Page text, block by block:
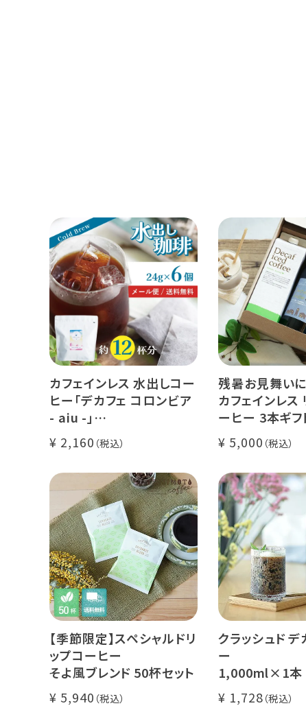
カフェインレス 水出しコー
ヒー「デカフェ コロンビア
- aiu -」
24g×6個（約12杯分）
マウンテンウォータープロ
セス カフェインレスコーヒ
ー豆100%使用 メール便
でお届け
2,160
残暑お見舞いに
カフェインレス
ーヒー 3本ギフ
クラッシュド デ
ー 1本
デカフェ オレ
糖】1本
デカフェ アイ
本
5,000
【季節限定】スペシャルドリ
ップコーヒー
そよ風ブレンド 50杯セット
5,940
クラッシュド デ
ー
1,000ml×1本
糖・食物繊維入
カフェインレス
1,728